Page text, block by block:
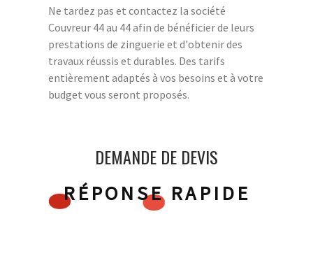
Ne tardez pas et contactez la société
Couvreur 44 au 44 afin de bénéficier de leurs
prestations de zinguerie et d'obtenir des
travaux réussis et durables. Des tarifs
entièrement adaptés à vos besoins et à votre
budget vous seront proposés.
DEMANDE DE DEVIS
RÉPONSE RAPIDE